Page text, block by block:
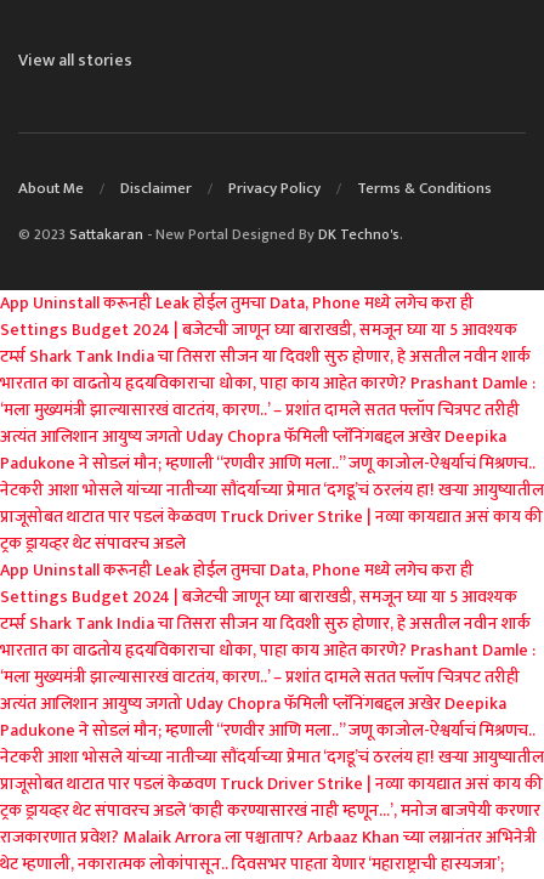
View all stories
About Me Disclaimer Privacy Policy Terms & Conditions
© 2023 Sattakaran - New Portal Designed ByDK Techno's.
App Uninstall करूनही Leak होईल तुमचा Data, Phone मध्ये लगेच करा ही
Settings Budget 2024 | बजेटची जाणून घ्या बाराखडी, समजून घ्या या 5 आवश्यक
टर्म्सShark Tank India चा तिसरा सीजन या दिवशी सुरु होणार, हे असतील नवीन शार्क
भारतात का वाढतोय हृदयविकाराचा धोका, पाहा काय आहेत कारणे? Prashant Damle :
‘मला मुख्यमंत्री झाल्यासारखं वाटतंय, कारण..’ – प्रशांत दामलेसतत फ्लॉप चित्रपट तरीही
अत्यंत आलिशान आयुष्य जगतो Uday Chopraफॅमिली प्लॅनिंगबद्दल अखेर Deepika
Padukone ने सोडलं मौन; म्हणाली “रणवीर आणि मला..”जणू काजोल-ऐश्वर्याचं मिश्रणच..
नेटकरी आशा भोसले यांच्या नातीच्या सौंदर्याच्या प्रेमात‘दगडू’चं ठरलंय हा! खऱ्या आयुष्यातील
प्राजूसोबत थाटात पार पडलं केळवणTruck Driver Strike | नव्या कायद्यात असं काय की
ट्रक ड्रायव्हर थेट संपावरच अडले
App Uninstall करूनही Leak होईल तुमचा Data, Phone मध्ये लगेच करा ही
Settings Budget 2024 | बजेटची जाणून घ्या बाराखडी, समजून घ्या या 5 आवश्यक
टर्म्सShark Tank India चा तिसरा सीजन या दिवशी सुरु होणार, हे असतील नवीन शार्क
भारतात का वाढतोय हृदयविकाराचा धोका, पाहा काय आहेत कारणे? Prashant Damle :
‘मला मुख्यमंत्री झाल्यासारखं वाटतंय, कारण..’ – प्रशांत दामलेसतत फ्लॉप चित्रपट तरीही
अत्यंत आलिशान आयुष्य जगतो Uday Chopraफॅमिली प्लॅनिंगबद्दल अखेर Deepika
Padukone ने सोडलं मौन; म्हणाली “रणवीर आणि मला..”जणू काजोल-ऐश्वर्याचं मिश्रणच..
नेटकरी आशा भोसले यांच्या नातीच्या सौंदर्याच्या प्रेमात‘दगडू’चं ठरलंय हा! खऱ्या आयुष्यातील
प्राजूसोबत थाटात पार पडलं केळवणTruck Driver Strike | नव्या कायद्यात असं काय की
ट्रक ड्रायव्हर थेट संपावरच अडले‘काही करण्यासारखं नाही म्हणून…’, मनोज बाजपेयी करणार
राजकारणात प्रवेश? Malaik Arrora ला पश्चाताप? Arbaaz Khan च्या लग्नानंतर अभिनेत्री
थेट म्हणाली, नकारात्मक लोकांपासून..दिवसभर पाहता येणार ‘महाराष्ट्राची हास्यजत्रा’;